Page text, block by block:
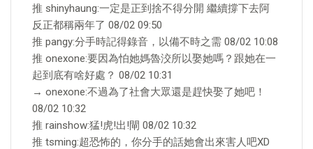
推 shinyhaung:一定是正到捨不得分開 繼續撐下去阿
反正都稱兩年了 08/02 09:50
推 pangy:分手時記得錄音，以備不時之需 08/02 10:08
推 onexone:要因為怕她媽魯洨所以娶她嗎？跟她在一
起到底有啥好處？ 08/02 10:31
→ onexone:不過為了社會大眾還是趕快娶了她吧！
08/02 10:32
推 rainshow:猛!虎!出!閘 08/02 10:32
推 tsming:超恐怖的，你分手的話她會出來害人吧XD